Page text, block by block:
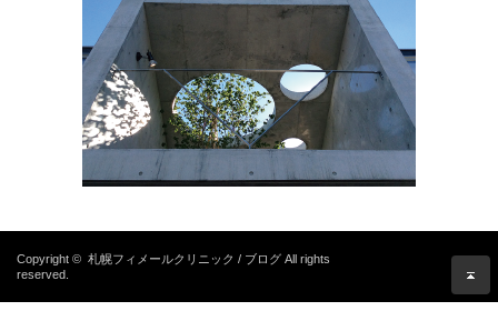
Copyright © 札幌フィメールクリニック / ブログ All rights
reserved.